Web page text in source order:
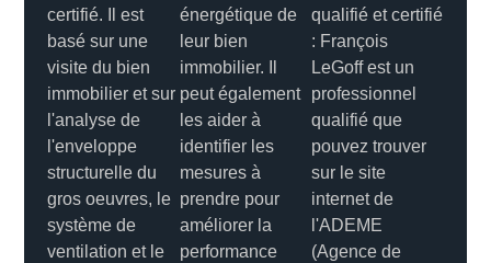
certifié. Il est
basé sur une
visite du bien
immobilier et sur
l'analyse de
l'enveloppe
structurelle du
gros oeuvres, le
système de
ventilation et le
énergétique de
leur bien
immobilier. Il
peut également
les aider à
identifier les
mesures à
prendre pour
améliorer la
performance
qualifié et certifié
: François
LeGoff est un
professionnel
qualifié que
pouvez trouver
sur le site
internet de
l'ADEME
(Agence de